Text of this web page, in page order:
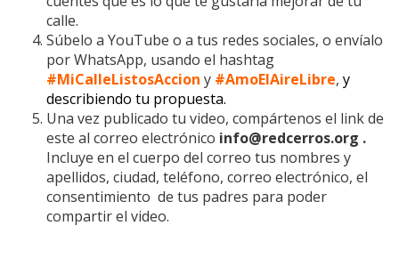
calle.
Súbelo a YouTube o a tus redes sociales, o envíalo
por WhatsApp, usando el hashtag
#MiCalleListosAccion y #AmoElAireLibre, y
describiendo tu propuesta.
Una vez publicado tu video, compártenos el link de
este al correo electrónico info@redcerros.org .
Incluye en el cuerpo del correo tus nombres y
apellidos, ciudad, teléfono, correo electrónico, el
consentimiento de tus padres para poder
compartir el video.